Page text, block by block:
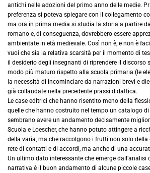
antichi nelle adozioni del primo anno delle medie.
preferenza si poteva spiegare con il collegamento
ma ora in prima media si studia la storia a partire
romano e, di conseguenza, dovrebbero essere
ambientate in età medievale. Così non è, e non è
vuoi che sia la relativa scarsità per il momento di
il desiderio degli insegnanti di riprendere il discorso
modo più maturo rispetto alla scuola primaria (le
la necessità di incominciare da narrazioni brevi e
già collaudate nella precedente prassi didattica.
Le case editrici che hanno risentito meno della
quelle che hanno costruito nel tempo un catalogo
sembrano avere un andamento decisamente
Scuola e Loescher, che hanno potuto attingere a
della varia, ma che raccolgono i frutti non solo della
rete di contatti e di accordi, ma anche di una
Un ultimo dato interessante che emerge dall’analisi
narrativa è il buon andamento di alcune piccole